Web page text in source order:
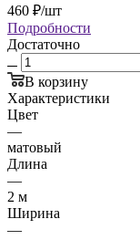
460 ₽/шт
Подробности
Достаточно
В корзину
Характеристики
Цвет
—
матовый
Длина
—
2 м
Ширина
—